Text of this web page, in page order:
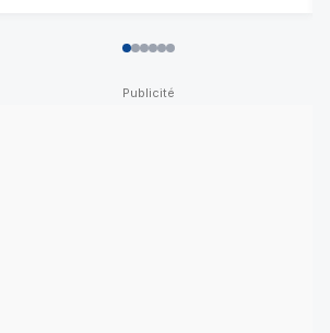
012345